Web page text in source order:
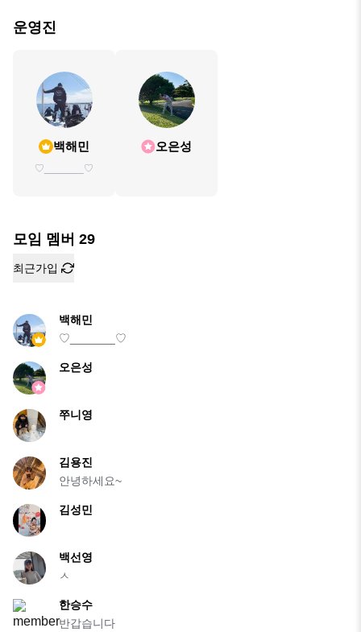
운영진
백해민
♡_______♡
오은성
모임 멤버 29
최근가입
백해민
♡_______♡
오은성
쭈니영
김용진
안녕하세요~
김성민
백선영
ㅅ
한승수
반갑습니다